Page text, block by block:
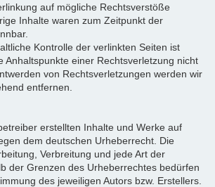
auf mögliche Rechtsverstöße
Inhalte waren zum Zeitpunkt der
Kontrolle der verlinkten Seiten ist
Anhaltspunkte einer Rechtsverletzung nicht
von Rechtsverletzungen werden wir
entfernen.
erstellten Inhalte und Werke auf
dem deutschen Urheberrecht. Die
Verbreitung und jede Art der
der Grenzen des Urheberrechtes bedürfen
des jeweiligen Autors bzw. Erstellers.